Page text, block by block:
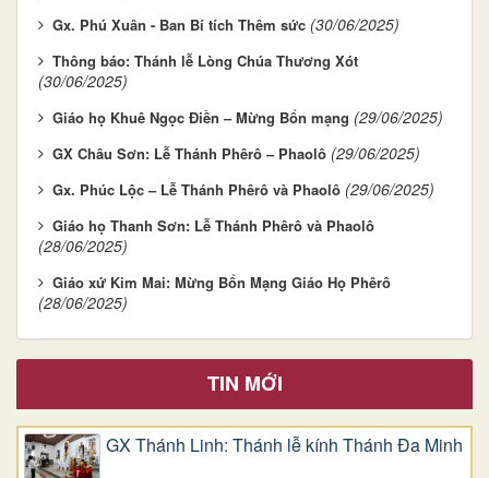
Gx. Phú Xuân - Ban Bí tích Thêm sức (30/06/2025)
Thông báo: Thánh lễ Lòng Chúa Thương Xót
(30/06/2025)
Giáo họ Khuê Ngọc Điền – Mừng Bổn mạng (29/06/2025)
GX Châu Sơn: Lễ Thánh Phêrô – Phaolô (29/06/2025)
Gx. Phúc Lộc – Lễ Thánh Phêrô và Phaolô (29/06/2025)
Giáo họ Thanh Sơn: Lễ Thánh Phêrô và Phaolô
(28/06/2025)
Giáo xứ Kim Mai: Mừng Bổn Mạng Giáo Họ Phêrô
(28/06/2025)
TIN MỚI
GX Thánh Linh: Thánh lễ kính Thánh Đa Minh